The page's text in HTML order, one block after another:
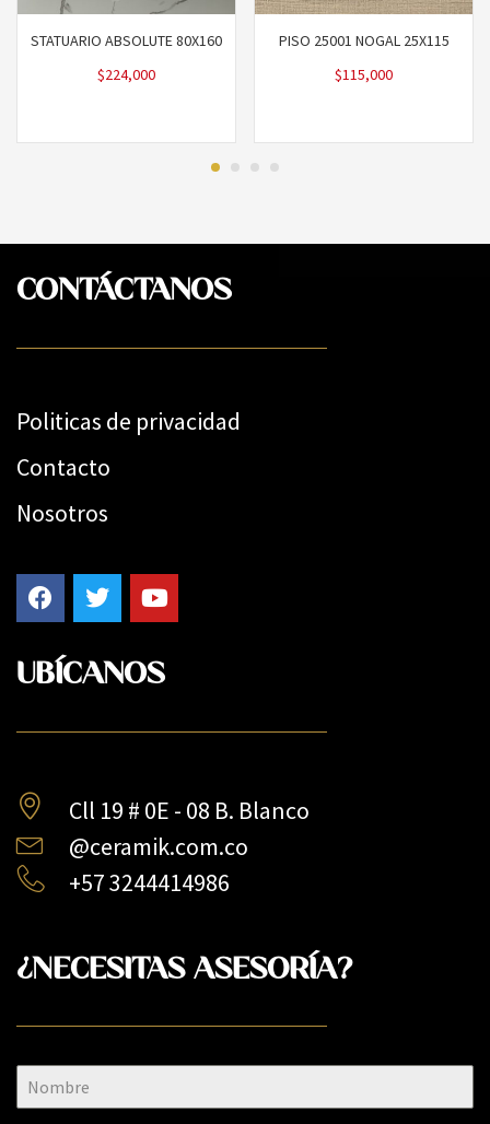
STATUARIO ABSOLUTE 80X160
$224,000
PISO 25001 NOGAL 25X115
$115,000
CONTÁCTANOS
Politicas de privacidad
Contacto
Nosotros
UBÍCANOS
Cll 19 # 0E - 08 B. Blanco
@ceramik.com.co
+57 3244414986
¿NECESITAS ASESORÍA?